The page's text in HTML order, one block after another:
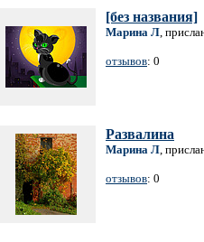
[без названия]
Марина Л,
отзывов: 0
Развалина
Марина Л,
отзывов: 0